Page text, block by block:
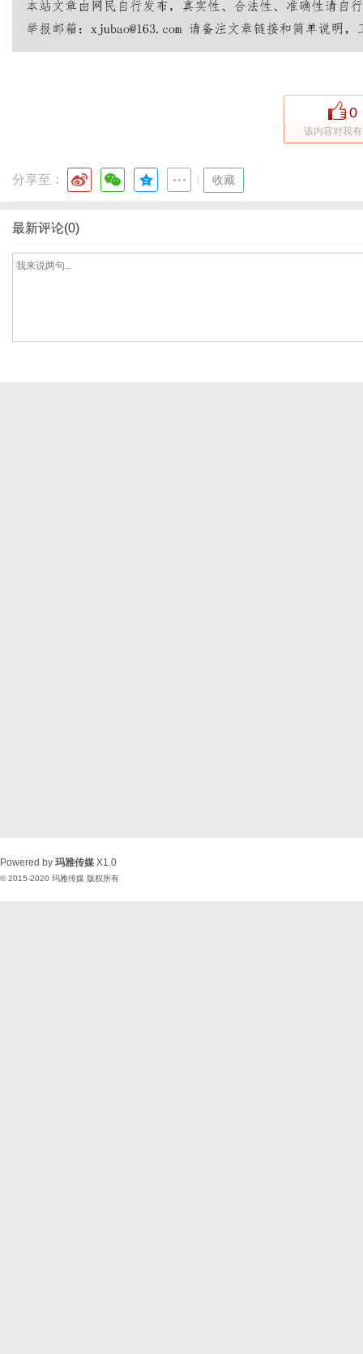
0
该内容对我
分享至： 收藏
最新评论(0)
Powered by 玛雅传媒 X1.0
© 2015-2020 玛雅传媒 版权所有